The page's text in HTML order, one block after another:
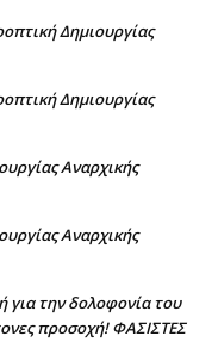
Δημιουργίας
Δημιουργίας
Αναρχικής
Αναρχικής
για την δολοφονία του
προσοχή! ΦΑΣΙΣΤΕΣ